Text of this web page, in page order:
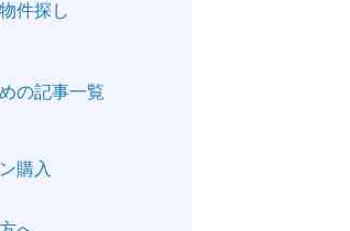
件探し
の記事一覧
購入